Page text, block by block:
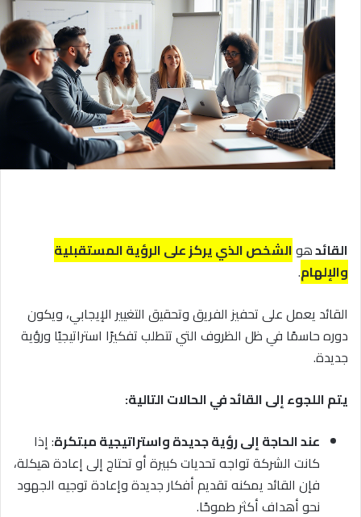
القائدهوالشخص الذي يركز على الرؤية المستقبلية
والإلهام.
القائد يعمل على تحفيز الفريق وتحقيق التغيير الإيجابي، ويكون
دوره حاسمًا في ظل الظروف التي تتطلب تفكيرًا استراتيجيًا ورؤية
جديدة.
يتم اللجوء إلى القائد في الحالات التالية:
عند الحاجة إلى رؤية جديدة واستراتيجية مبتكرة: إذا
كانت الشركة تواجه تحديات كبيرة أو تحتاج إلى إعادة هيكلة،
فإن القائد يمكنه تقديم أفكار جديدة وإعادة توجيه الجهود
نحو أهداف أكثر طموحًا.